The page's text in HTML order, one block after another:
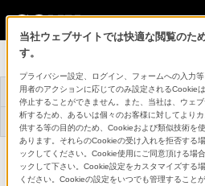
ラージセンサーカメラ
トップ 商品一覧
テクニカルナレッジ
アプリケーションソ
フトウェア
機器
ァー
機器ファームウェア
当社ウェブサイトでは快適な閲覧のた
す。
プライバシー設定、ログイン、フォームへの入力
用者のアクションに応じてのみ設定されるCookie
停止することができません。また、当社は、ウェ
析するため、あるいは個々のお客様に対してより
供する等の目的のため、Cookieおよび類似技術を
あります。それらのCookieの受け入れを拒否する
ックしてください。Cookie使用にご同意頂ける場
ックして下さい。Cookie設定をカスタマイズする
ください。Cookieの設定をいつでも管理すること